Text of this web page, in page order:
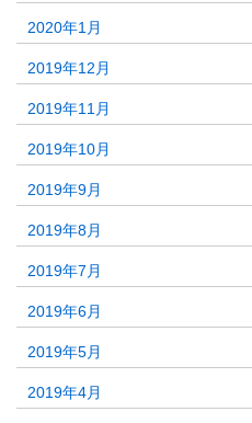
2020年1月
2019年12月
2019年11月
2019年10月
2019年9月
2019年8月
2019年7月
2019年6月
2019年5月
2019年4月